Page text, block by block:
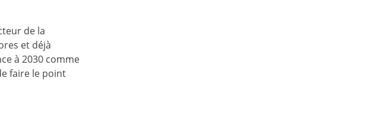
de la
et déjà
à 2030 comme
faire le point